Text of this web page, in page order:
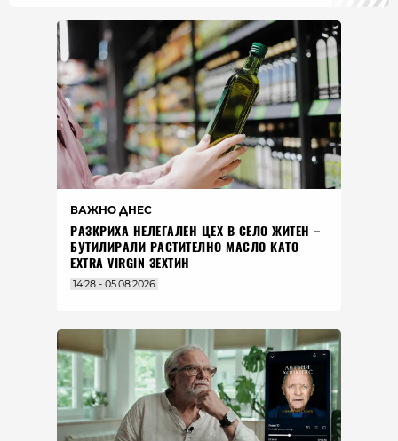
ВАЖНО ДНЕС
РАЗКРИХА НЕЛЕГАЛЕН ЦЕХ В СЕЛО ЖИТЕН –
БУТИЛИРАЛИ РАСТИТЕЛНО МАСЛО КАТО
EXTRA VIRGIN ЗЕХТИН
14:28 - 05.08.2026